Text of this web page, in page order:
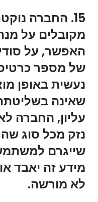
15. החברה
מקובלים על
האפשר, על
של מספר
נעשית באופן
שאינה
עליון, החברה
נזק מכל סוג
שייגרם
מידע זה יאבד
לא מורשה.